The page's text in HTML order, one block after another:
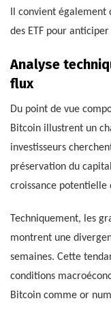
Il convient
des ETF pour
Analyse
flux
Du point de vue
Bitcoin illustrent un
investisseurs
préservation du
croissance potentielle
Techniquement, les
montrent une
semaines. Cette
conditions
Bitcoin comme or